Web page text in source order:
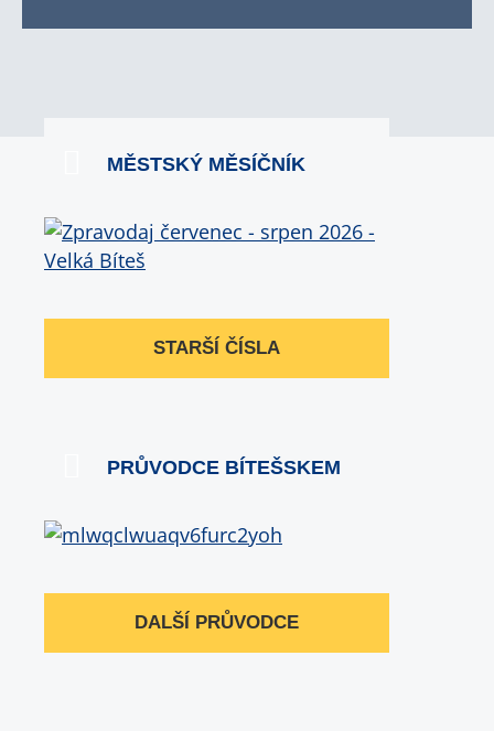
MĚSTSKÝ MĚSÍČNÍK
STARŠÍ ČÍSLA
PRŮVODCE BÍTEŠSKEM
DALŠÍ PRŮVODCE